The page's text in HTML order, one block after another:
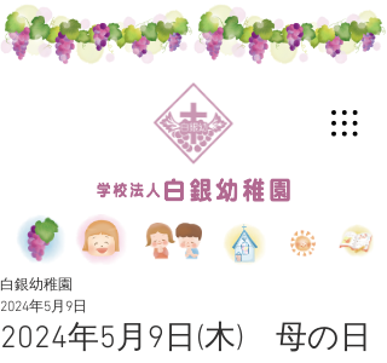
2024年5月9日(木) 母の日
白銀幼稚園
2024年5月9日